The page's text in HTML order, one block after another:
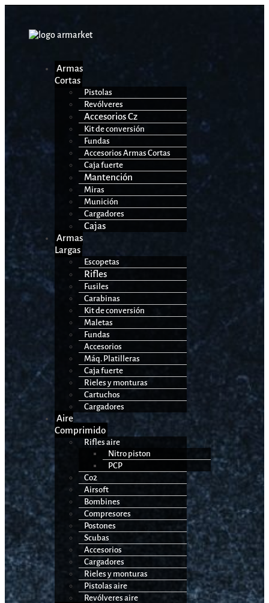
Armas
Cortas
Pistolas
Revólveres
Accesorios Cz
Kit de conversión
Fundas
Accesorios Armas Cortas
Caja fuerte
Mantención
Miras
Munición
Cargadores
Cajas
Armas
Largas
Escopetas
Rifles
Fusiles
Carabinas
Kit de conversión
Maletas
Fundas
Accesorios
Máq. Platilleras
Caja fuerte
Rieles y monturas
Cartuchos
Cargadores
Aire
Comprimido
Rifles aire
Nitro piston
PCP
Co2
Airsoft
Bombines
Compresores
Postones
Scubas
Accesorios
Cargadores
Rieles y monturas
Pistolas aire
Revólveres aire